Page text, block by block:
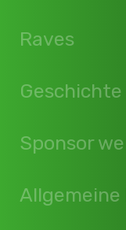
Raves
Geschichte
Sponsor